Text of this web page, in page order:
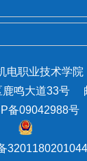
电职业技术学院
鹿鸣大道33号
备09042988号